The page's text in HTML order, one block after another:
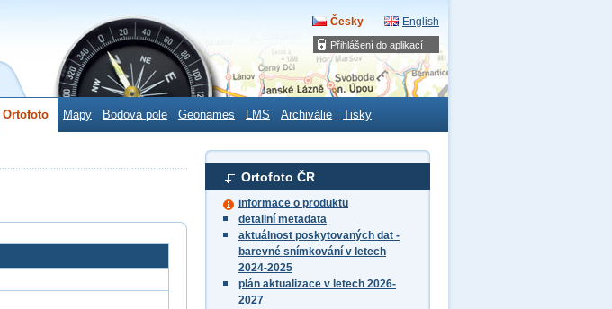
Přihlášení do aplikací
Česky English
Ortofoto Mapy Bodová pole Geonames LMS Archiválie Tisky
Ortofoto ČR
informace o produktu
detailní metadata
aktuálnost poskytovaných dat -
barevné snímkování v letech
2024-2025
plán aktualizace v letech 2026-
2027